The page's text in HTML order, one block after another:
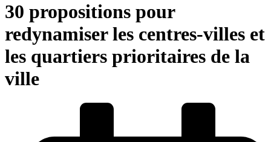
30 propositions pour
redynamiser les centres-villes et
les quartiers prioritaires de la
ville